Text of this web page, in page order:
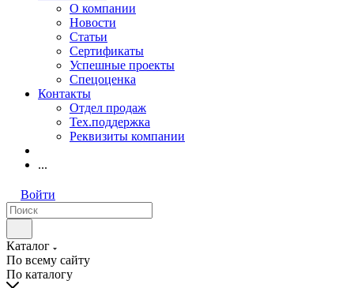
О компании
Новости
Статьи
Сертификаты
Успешные проекты
Спецоценка
Контакты
Отдел продаж
Тех.поддержка
Реквизиты компании
...
Войти
Каталог
По всему сайту
По каталогу